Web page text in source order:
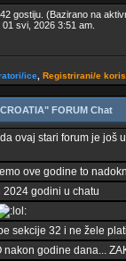
gostiju. (Bazirano na
01 svi, 2026 3:51 am.
ice Registrirani/e
FORUM Chat
ovaj stari forum je još
ove godine to
2024 godini u chatu
sekcije 32 i ne žele
nakon godine dana...